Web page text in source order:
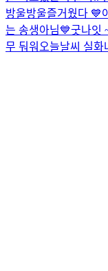
방울방울즐거웠다 💙
는 송생아님💙굿나잇
무 둬워 오늘날씨 실화